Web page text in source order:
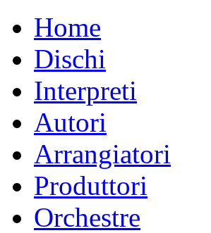
Home
Dischi
Interpreti
Autori
Arrangiatori
Produttori
Orchestre